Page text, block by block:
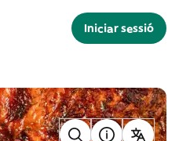
Iniciar sessió